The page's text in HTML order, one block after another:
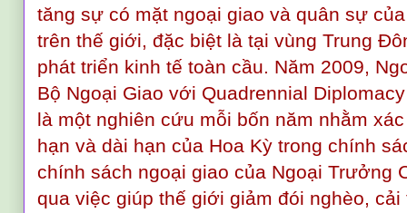
tăng sự có mặt ngoại giao và quân sự
trên thế giới, đặc biệt là tại vùng Trung
phát triển kinh tế toàn cầu. Năm 2009,
Bộ Ngoại Giao với Quadrennial
là một nghiên cứu mỗi bốn năm nhằm
hạn và dài hạn của Hoa Kỳ trong chính
chính sách ngoại giao của Ngoại Trưởng
qua việc giúp thế giới giảm đói nghèo,